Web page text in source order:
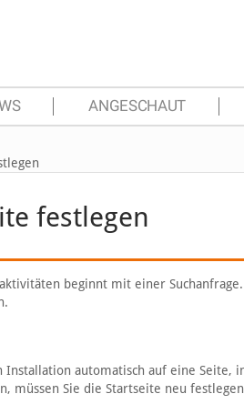
ANGESCHAUT
festlegen
beginnt mit einer
automatisch auf eine Seite,
müssen Sie die Startseite neu